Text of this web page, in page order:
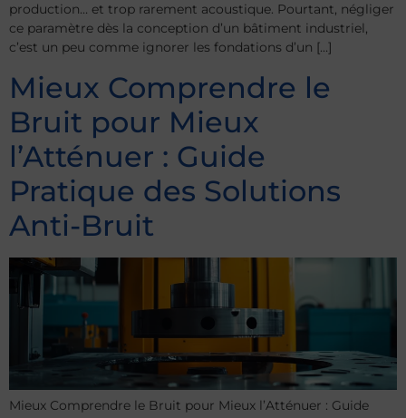
production… et trop rarement acoustique. Pourtant, négliger
ce paramètre dès la conception d’un bâtiment industriel,
c’est un peu comme ignorer les fondations d’un […]
Mieux Comprendre le
Bruit pour Mieux
l’Atténuer : Guide
Pratique des Solutions
Anti-Bruit
Mieux Comprendre le Bruit pour Mieux l’Atténuer : Guide